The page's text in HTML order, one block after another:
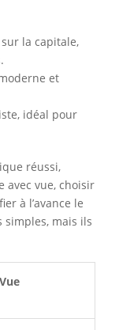
la capitale,
et
idéal pour
réussi,
avec vue, choisir
à l’avance le
simples, mais ils
Vue